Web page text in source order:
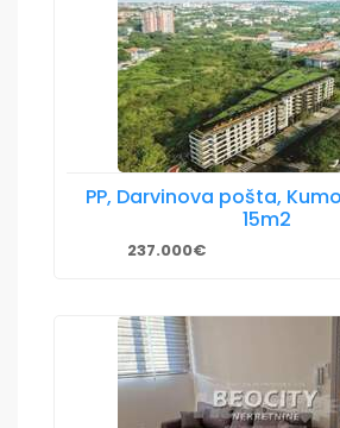
PP, Darvinova pošta,
15m2
237.000€